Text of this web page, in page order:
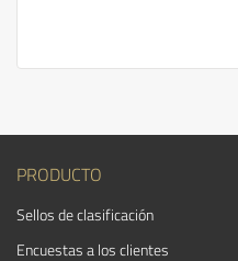
PRODUCTO
Sellos de clasificación
Encuestas a los clientes